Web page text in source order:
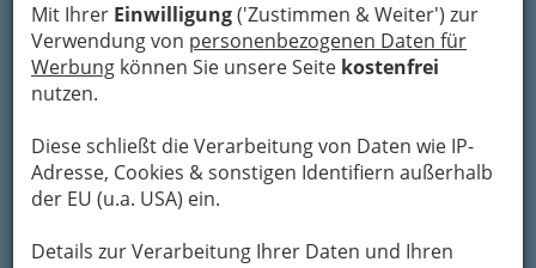
Mit Ihrer Einwilligung('Zustimmen & Weiter') zur
Verwendung von personenbezogenen Daten für
Werbung können Sie unsere Seite kostenfrei
nutzen.
Diese schließt die Verarbeitung von Daten wie IP-
Adresse, Cookies & sonstigen Identifiern außerhalb
der EU (u.a. USA) ein.
Details zur Verarbeitung Ihrer Daten und Ihren
Karte
Adresse mit Google Maps anschauen